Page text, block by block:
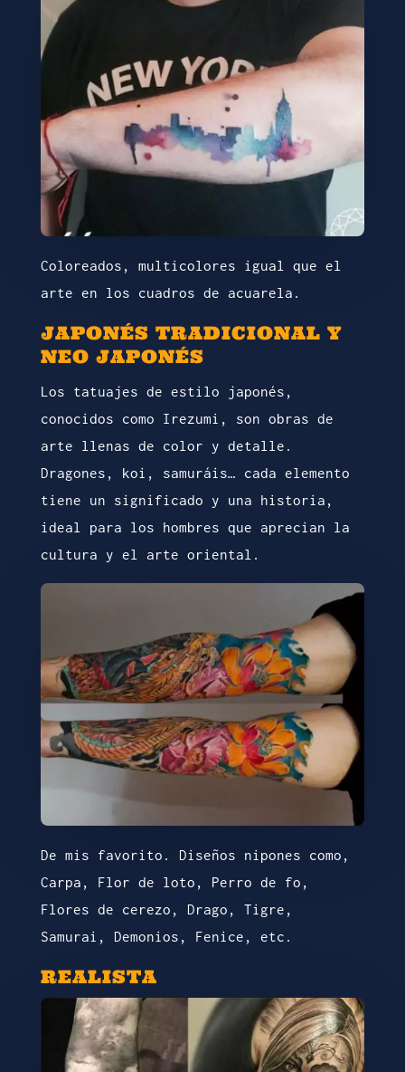
Coloreados, multicolores igual que el
arte en los cuadros de acuarela.
JAPONÉS TRADICIONAL Y
NEO JAPONÉS
Los tatuajes de estilo japonés,
conocidos como Irezumi, son obras de
arte llenas de color y detalle.
Dragones, koi, samuráis… cada elemento
tiene un significado y una historia,
ideal para los hombres que aprecian la
cultura y el arte oriental.
De mis favorito. Diseños nipones como,
Carpa, Flor de loto, Perro de fo,
Flores de cerezo, Drago, Tigre,
Samurai, Demonios, Fenice, etc.
REALISTA